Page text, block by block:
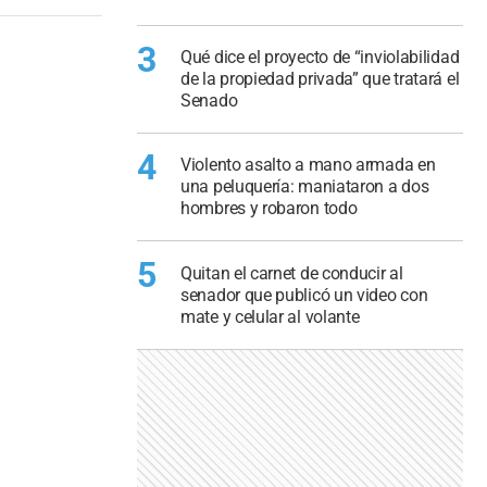
3
Qué dice el proyecto de “inviolabilidad
de la propiedad privada” que tratará el
Senado
4
Violento asalto a mano armada en
una peluquería: maniataron a dos
hombres y robaron todo
5
Quitan el carnet de conducir al
senador que publicó un video con
mate y celular al volante